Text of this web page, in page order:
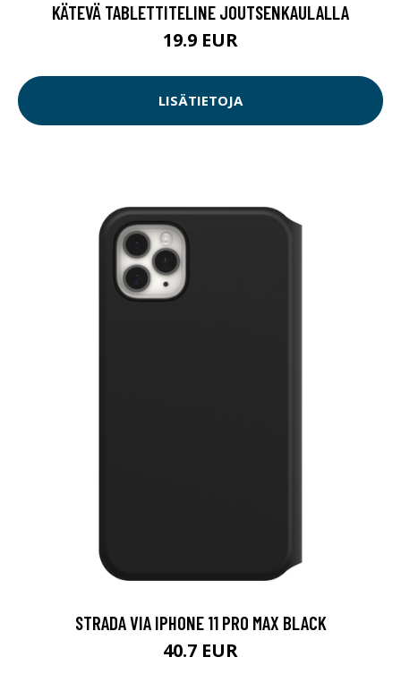
KÄTEVÄ TABLETTITELINE JOUTSENKAULALLA
19.9 EUR
LISÄTIETOJA
STRADA VIA IPHONE 11 PRO MAX BLACK
40.7 EUR